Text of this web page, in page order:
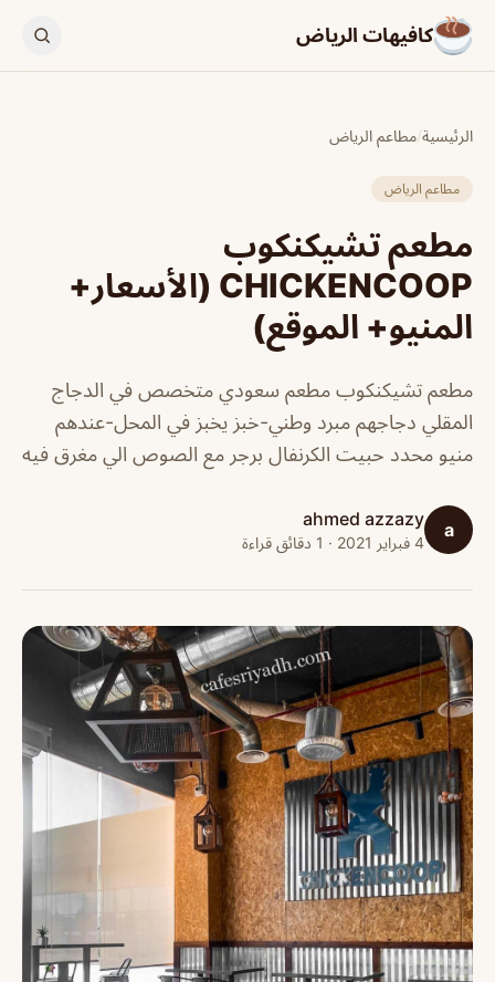
كافيهات الرياض
الرئيسية/مطاعم الرياض
مطاعم الرياض
مطعم تشيكنكوب
CHICKENCOOP (الأسعار+
المنيو+ الموقع)
مطعم تشيكنكوب مطعم سعودي متخصص في الدجاج
المقلي دجاجهم مبرد وطني-خبز يخبز في المحل-عندهم
منيو محدد حبيت الكرنفال برجر مع الصوص الي مغرق فيه
a
ahmed azzazy
4 فبراير 2021 · 1 دقائق قراءة